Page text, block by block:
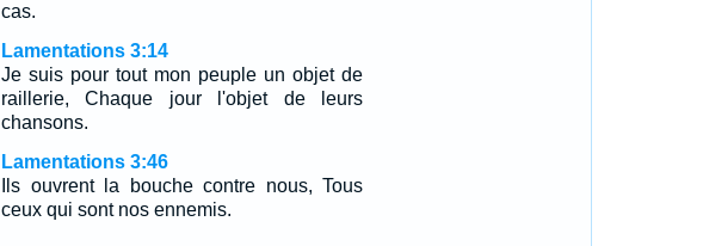
cas.
Lamentations 3:14
Je suis pour tout mon peuple un objet de
raillerie, Chaque jour l'objet de leurs
chansons.
Lamentations 3:46
Ils ouvrent la bouche contre nous, Tous
ceux qui sont nos ennemis.